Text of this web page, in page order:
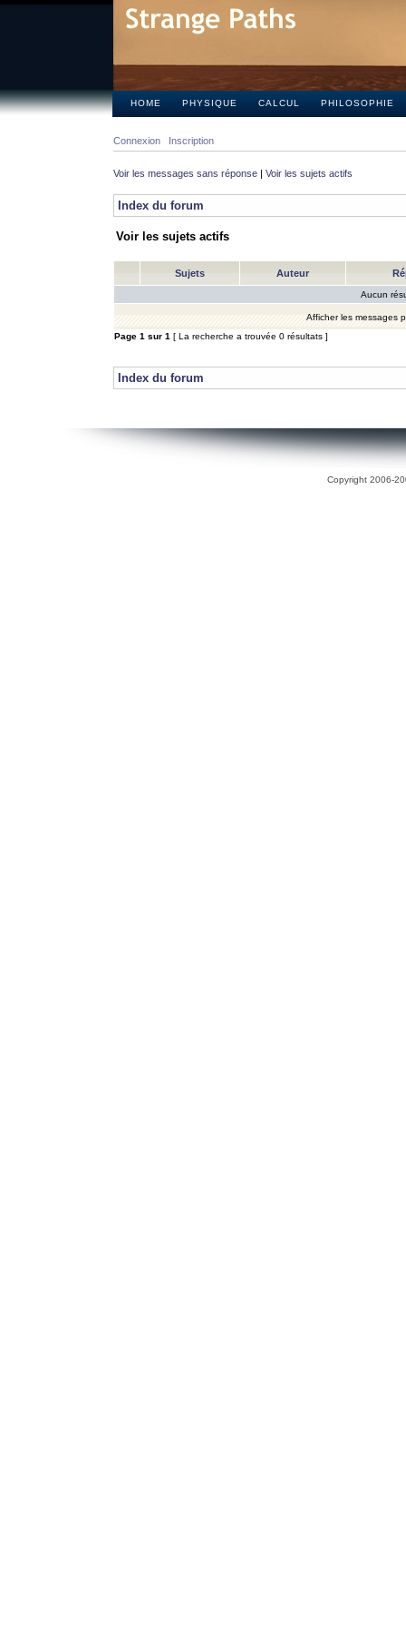
HOME PHYSIQUE CALCUL PHILOSOPHIE
Connexion Inscription
Voir les messages sans réponse | Voir les sujets actifs
Index du forum
Voir les sujets actifs
Sujets Auteur
Aucun
Afficher les messages
Page 1 sur 1 [ La recherche a trouvée 0 résultats ]
Index du forum
Copyright 2006-